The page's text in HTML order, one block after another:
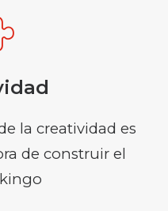
la creatividad es
de construir el